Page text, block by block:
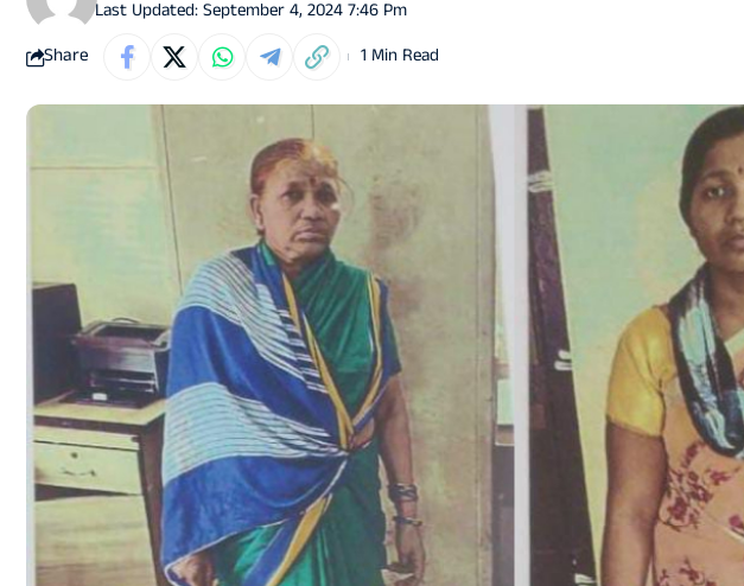
Last Updated: September 4, 2024 7:46 Pm
Share 1 Min Read